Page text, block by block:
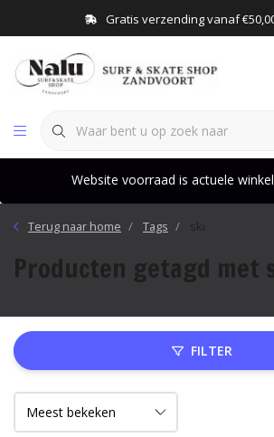
Gratis verzending vanaf
Website voorraad is actuele
Terug naar home Tags ski
Producten getagd met
FILTER